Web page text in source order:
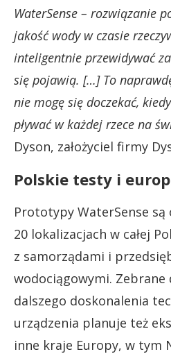
WaterSense – rozwiązanie
jakość wody w czasie
inteligentnie przewidywać
się pojawią. […] To
nie mogę się doczekać,
pływać w każdej rzece na
Dyson, założyciel firmy
Polskie testy i
Prototypy WaterSense
20 lokalizacjach w całej
z samorządami i
wodociągowymi. Zebrane
dalszego doskonalenia
urządzenia planuje też
inne kraje Europy, w tym